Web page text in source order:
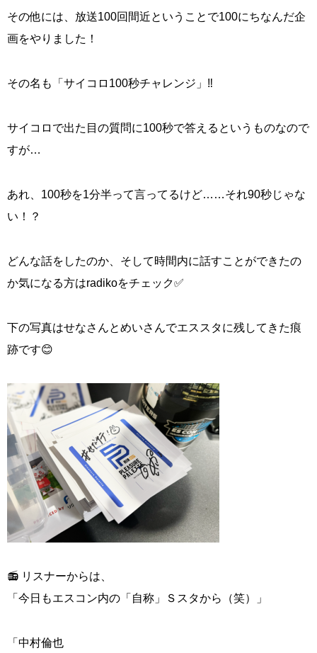
その他には、放送100回間近ということで100にちなんだ企
画をやりました！
その名も「サイコロ100秒チャレンジ」‼️
サイコロで出た目の質問に100秒で答えるというものなので
すが…
あれ、100秒を1分半って言ってるけど……それ90秒じゃな
い！？
どんな話をしたのか、そして時間内に話すことができたの
か気になる方はradikoをチェック✅
下の写真はせなさんとめいさんでエススタに残してきた痕
跡です😊
📻 リスナーからは、
「今日もエスコン内の「自称」Ｓスタから（笑）」
「中村倫也